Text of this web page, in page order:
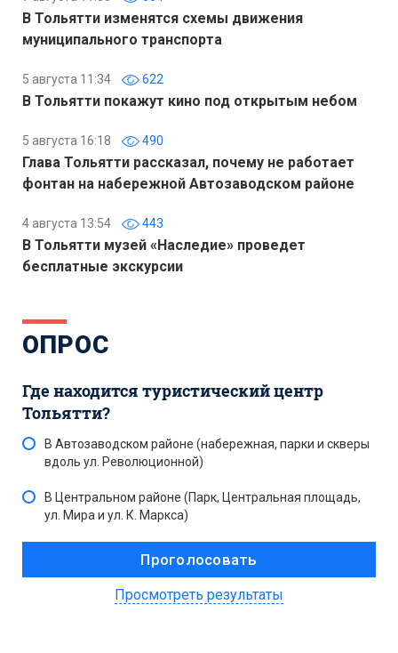
В Тольятти изменятся схемы движения
муниципального транспорта
5 августа 11:34 622
В Тольятти покажут кино под открытым небом
5 августа 16:18 490
Глава Тольятти рассказал, почему не работает
фонтан на набережной Автозаводском районе
4 августа 13:54 443
В Тольятти музей «Наследие» проведет
бесплатные экскурсии
ОПРОС
Где находится туристический центр
Тольятти?
В Автозаводском районе (набережная, парки и скверы
вдоль ул. Революционной)
В Центральном районе (Парк, Центральная площадь,
ул. Мира и ул. К. Маркса)
Просмотреть результаты